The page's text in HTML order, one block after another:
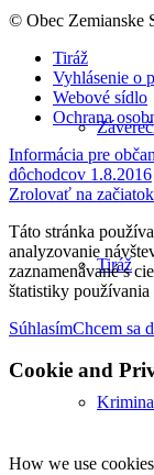
Tiráž
© Obec Zemianske
Tiráž
Vyhlásenie o
Webové sídlo
Ochrana
Informácia pre
dôchodcov 1.8.2016
Zrolovať na začiatok
Táto stránka
analyzovanie
zaznamenávané s
štatistiky
SúhlasímChcem sa
Cookie and
How we use cookies